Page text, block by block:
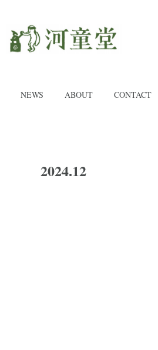
NEWS ABOUT CONTACT
2024.12